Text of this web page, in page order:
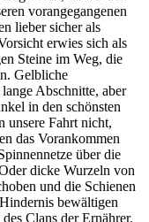
vorangegangenen
lieber sicher als
erwies sich als
Steine im Weg, die
Gelbliche
Abschnitte, aber
in den schönsten
unsere Fahrt nicht,
das Vorankommen
über die
dicke Wurzeln von
und die Schienen
bewältigen
Clans der Ernährer.